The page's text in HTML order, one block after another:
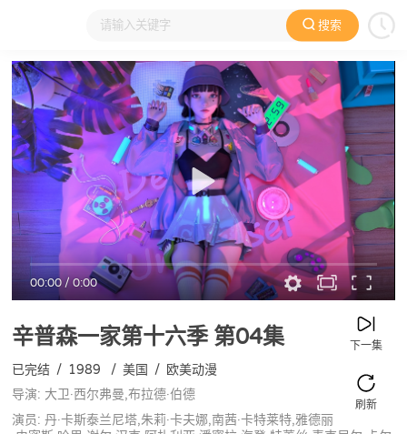
搜索
大家在看 日本动漫 国产动漫 欧美动漫 动漫电影
00:00/0:00
辛普森一家第十六季第04集 下一集
刷新
已完结 / 1989 / 美国 / 欧美动漫
导演: 大卫·西尔弗曼,布拉德·伯德
演员: 丹·卡斯泰兰尼塔,朱莉·卡夫娜,南茜·卡特莱特,雅德丽